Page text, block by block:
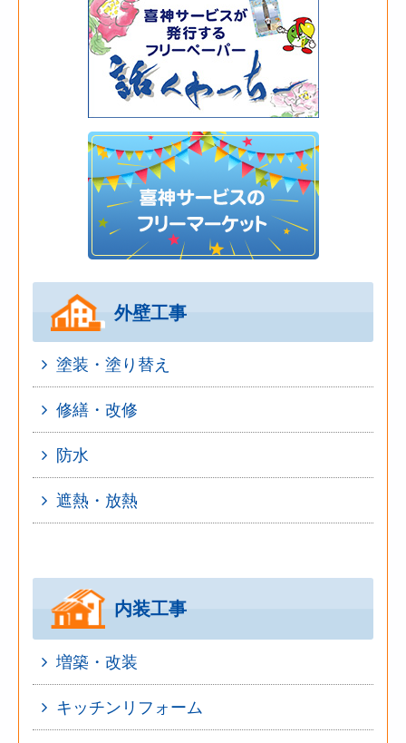
外壁工事
塗装・塗り替え
修繕・改修
防水
遮熱・放熱
内装工事
増築・改装
キッチンリフォーム